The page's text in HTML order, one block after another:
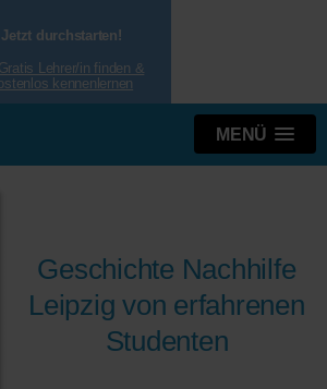
Jetzt durchstarten!
Gratis Lehrer/in finden &
kennenlernen
MENÜ
Geschichte Nachhilfe
Leipzig von erfahrenen
Studenten